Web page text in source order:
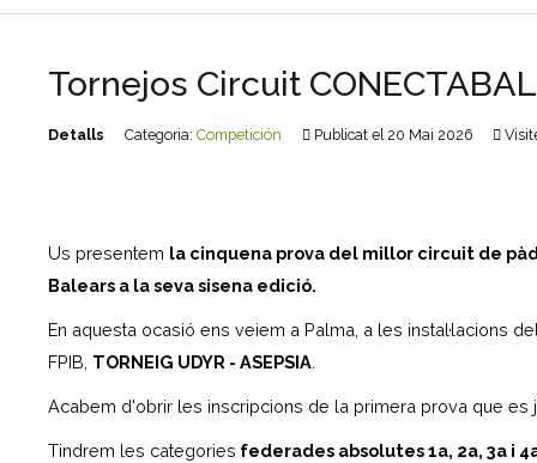
Tornejos Circuit
Detalls Categoria: Competición Publicat el 20 Mai 2026
Us presentem la cinquena prova del millor circuit de
Balears a la seva sisena edició.
En aquesta ocasió ens veiem a Palma, a les instal·lacions
FPIB, TORNEIG UDYR - ASEPSIA
Acabem d'obrir les inscripcions de la primera prova que es
Tindrem les categories federades absolutes 1a, 2a, 3a i